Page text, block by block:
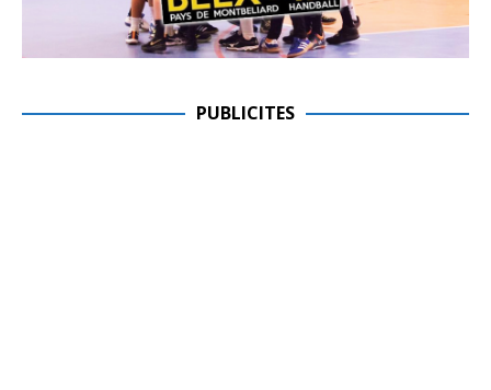
PUBLICITES